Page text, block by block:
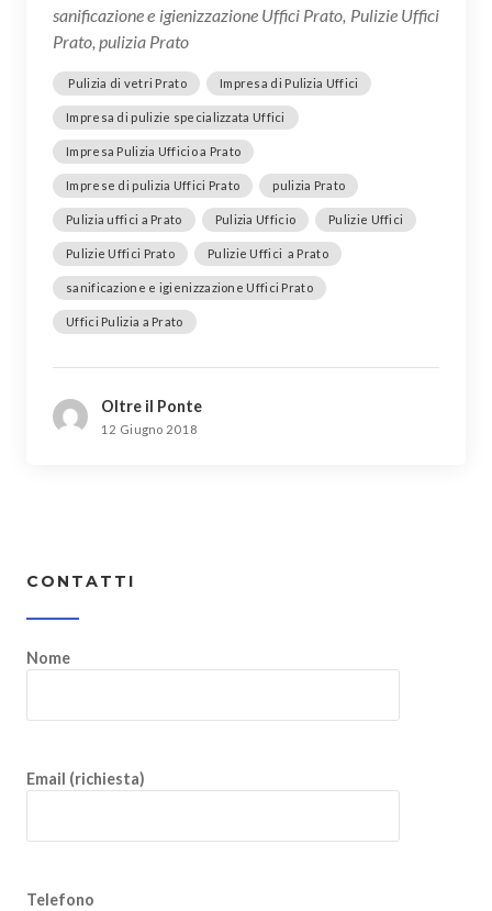
sanificazione e igienizzazione Uffici Prato, Pulizie Uffici
Prato, pulizia Prato
Pulizia di vetri Prato Impresa di Pulizia Uffici
Impresa di pulizie specializzata Uffici
Impresa Pulizia Ufficio a Prato
Imprese di pulizia Uffici Prato pulizia Prato
Pulizia uffici a Prato Pulizia Ufficio Pulizie Uffici
Pulizie Uffici Prato Pulizie Uffici a Prato
sanificazione e igienizzazione Uffici Prato
Uffici Pulizia a Prato
Oltre il Ponte
12 Giugno 2018
CONTATTI
Nome
Email (richiesta)
Telefono